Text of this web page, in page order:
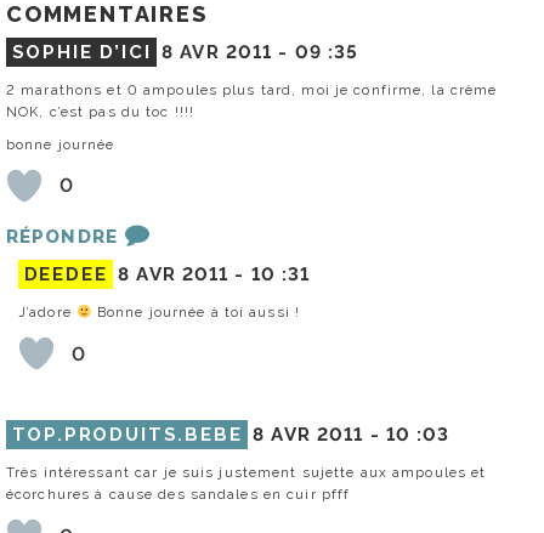
COMMENTAIRES
SOPHIE D’ICI 8 AVR 2011 - 09 :35
2 marathons et 0 ampoules plus tard, moi je confirme, la crème
NOK, c’est pas du toc !!!!
bonne journée
0
RÉPONDRE
DEEDEE 8 AVR 2011 - 10 :31
J’adore Bonne journée à toi aussi !
0
TOP.PRODUITS.BEBE 8 AVR 2011 - 10 :03
Très intéressant car je suis justement sujette aux ampoules et
écorchures à cause des sandales en cuir pfff